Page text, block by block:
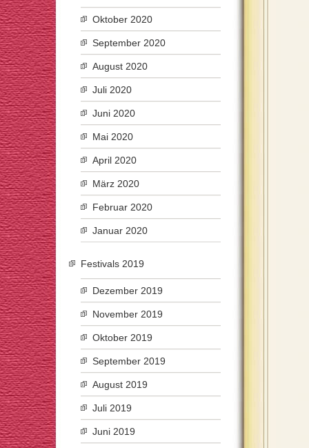
Oktober 2020
September 2020
August 2020
Juli 2020
Juni 2020
Mai 2020
April 2020
März 2020
Februar 2020
Januar 2020
Festivals 2019
Dezember 2019
November 2019
Oktober 2019
September 2019
August 2019
Juli 2019
Juni 2019